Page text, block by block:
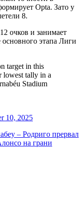
Opta. Зато у
8.
очков и занимает
этапа Лиги
target in this
lowest tally in a
Stadium
10, 2025
– Родриго прервал
на грани